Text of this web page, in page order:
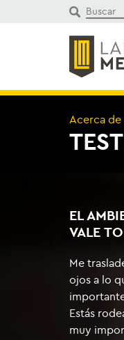
al
Acerca de
EL
VALE
Me
ojos a lo
Estás
muy